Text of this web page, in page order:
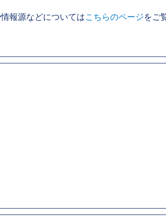
報源などについてはこちらのページをご